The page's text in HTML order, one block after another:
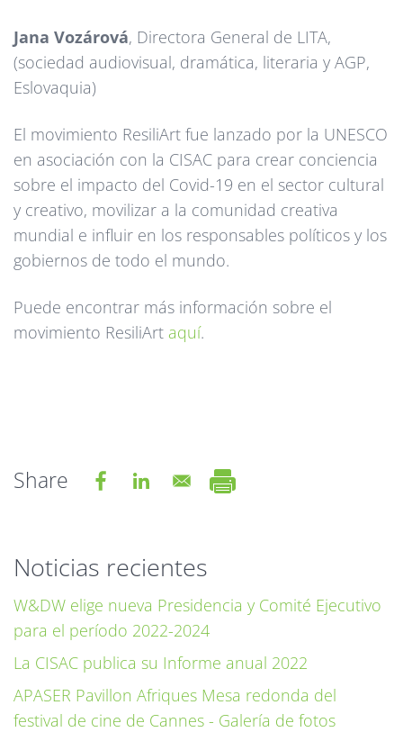
Jana Vozárová, Directora General de LITA,
(sociedad audiovisual, dramática, literaria y AGP,
Eslovaquia)
El movimiento ResiliArt fue lanzado por la UNESCO
en asociación con la CISAC para crear conciencia
sobre el impacto del Covid-19 en el sector cultural
y creativo, movilizar a la comunidad creativa
mundial e influir en los responsables políticos y los
gobiernos de todo el mundo.
Puede encontrar más información sobre el
movimiento ResiliArt aquí.
Share
Noticias recientes
W&DW elige nueva Presidencia y Comité Ejecutivo
para el período 2022-2024
La CISAC publica su Informe anual 2022
APASER Pavillon Afriques Mesa redonda del
festival de cine de Cannes - Galería de fotos